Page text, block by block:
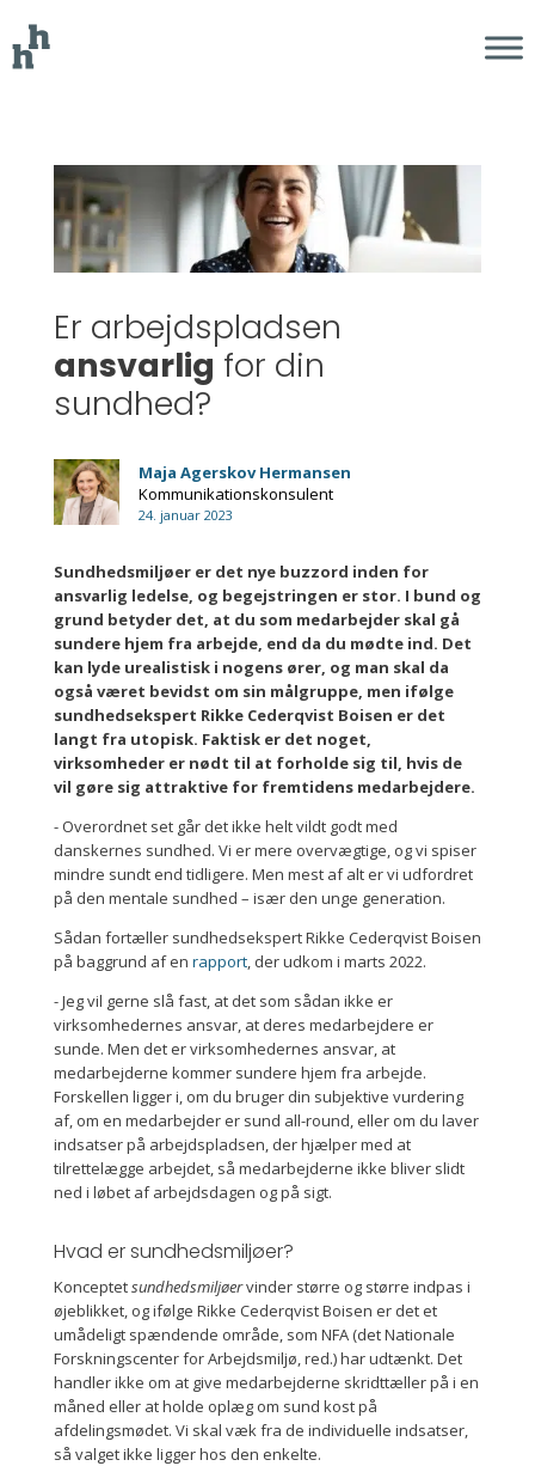
Er arbejdspladsen
ansvarlig for din
sundhed?
Maja Agerskov Hermansen
Kommunikationskonsulent
24. januar 2023
Sundhedsmiljøer er det nye buzzord inden for
ansvarlig ledelse, og begejstringen er stor. I bund og
grund betyder det, at du som medarbejder skal gå
sundere hjem fra arbejde, end da du mødte ind. Det
kan lyde urealistisk i nogens ører, og man skal da
også været bevidst om sin målgruppe, men ifølge
sundhedsekspert Rikke Cederqvist Boisen er det
langt fra utopisk. Faktisk er det noget,
virksomheder er nødt til at forholde sig til, hvis de
vil gøre sig attraktive for fremtidens medarbejdere.
- Overordnet set går det ikke helt vildt godt med
danskernes sundhed. Vi er mere overvægtige, og vi spiser
mindre sundt end tidligere. Men mest af alt er vi udfordret
på den mentale sundhed – især den unge generation.
Sådan fortæller sundhedsekspert Rikke Cederqvist Boisen
på baggrund af en rapport, der udkom i marts 2022.
- Jeg vil gerne slå fast, at det som sådan ikke er
virksomhedernes ansvar, at deres medarbejdere er
sunde. Men det er virksomhedernes ansvar, at
medarbejderne kommer sundere hjem fra arbejde.
Forskellen ligger i, om du bruger din subjektive vurdering
af, om en medarbejder er sund all-round, eller om du laver
indsatser på arbejdspladsen, der hjælper med at
tilrettelægge arbejdet, så medarbejderne ikke bliver slidt
ned i løbet af arbejdsdagen og på sigt.
Hvad er sundhedsmiljøer?
Konceptetsundhedsmiljøervinder større og større indpas i
øjeblikket, og ifølge Rikke Cederqvist Boisen er det et
umådeligt spændende område, som NFA (det Nationale
Forskningscenter for Arbejdsmiljø, red.) har udtænkt. Det
handler ikke om at give medarbejderne skridttæller på i en
måned eller at holde oplæg om sund kost på
afdelingsmødet. Vi skal væk fra de individuelle indsatser,
så valget ikke ligger hos den enkelte.